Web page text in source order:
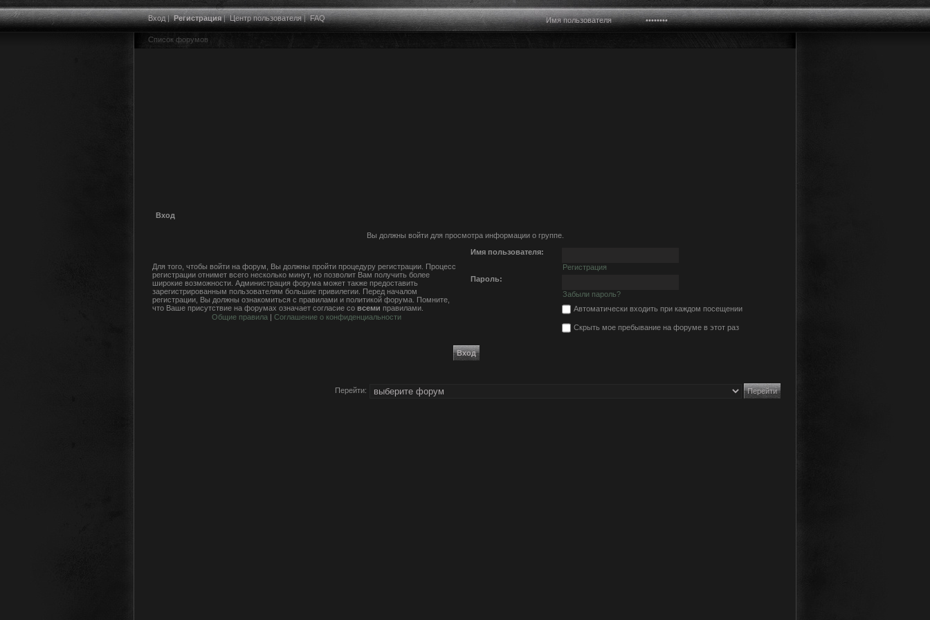
Вход|Регистрация|Центр пользователя|FAQ
Список форумов
Вход
Вы должны войти для просмотра информации о группе.
Для того, чтобы войти на форум, Вы должны пройти процедуру регистрации. Процесс
регистрации отнимет всего несколько минут, но позволит Вам получить более
широкие возможности. Администрация форума может также предоставить
зарегистрированным пользователям большие привилегии. Перед началом
регистрации, Вы должны ознакомиться с правилами и политикой форума. Помните,
что Ваше присутствие на форумах означает согласие со всеми правилами.
Общие правила | Соглашение о конфиденциальности
Имя пользователя:
Регистрация
Пароль:
Забыли пароль?
Автоматически входить при каждом посещении
Скрыть мое пребывание на форуме в этот раз
Перейти: